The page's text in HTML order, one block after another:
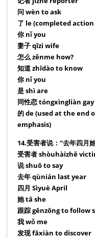
问 wèn to ask
了 le (completed
你 nǐ you
妻子 qīzi wife
怎么 zěnme how?
知道 zhīdào to know
你 nǐ you
是 shì are
同性恋 tóngxìngliàn
的 de (used at the end
emphasis)
14.受害者说：“去年四月
受害者 shòuhàizhě
说 shuō to say
去年 qùnián last year
四月 Sìyuè April
她 tā she
跟踪 gēnzōng to follow
我 wǒ me
发现 fāxiàn to discover